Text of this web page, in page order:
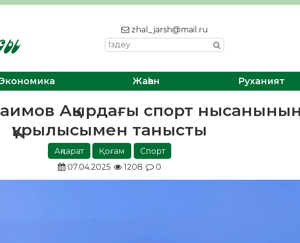
zhal_jarsh@mail.ru
Жаһан Руханият
Аққырдағы спорт
құрылысымен танысты
Ақпарат Қоғам
Спорт
07.04.2025
1208 0